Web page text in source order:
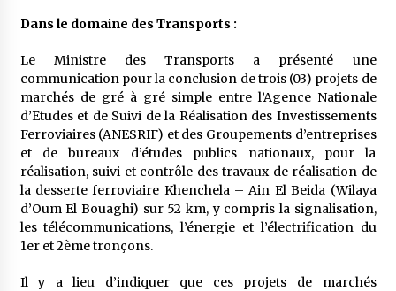
Dans le domaine des Transports :
Le Ministre des Transports a présenté une
communication pour la conclusion de trois (03) projets de
marchés de gré à gré simple entre l’Agence Nationale
d’Etudes et de Suivi de la Réalisation des Investissements
Ferroviaires (ANESRIF) et des Groupements d’entreprises
et de bureaux d’études publics nationaux, pour la
réalisation, suivi et contrôle des travaux de réalisation de
la desserte ferroviaire Khenchela – Ain El Beida (Wilaya
d’Oum El Bouaghi) sur 52 km, y compris la signalisation,
les télécommunications, l’énergie et l’électrification du
1er et 2ème tronçons.
Il y a lieu d’indiquer que ces projets de marchés